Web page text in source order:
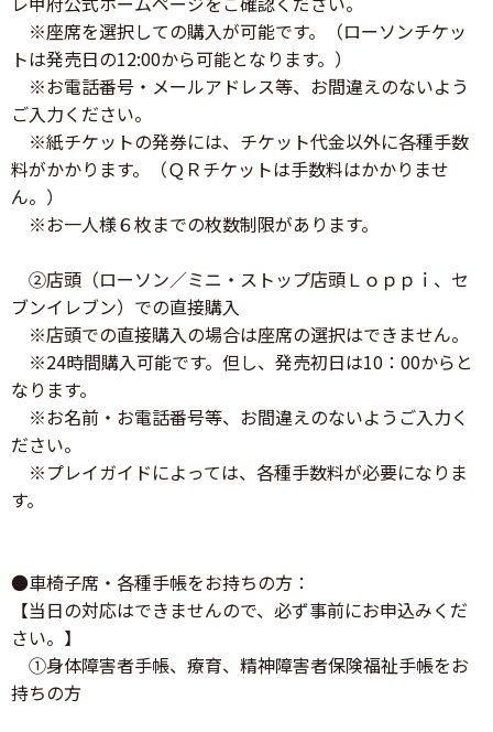
※座席を選択しての購入が可能です。（ローソンチケッ
トは発売日の12:00から可能となります。）
※お電話番号・メールアドレス等、お間違えのないよう
ご入力ください。
※紙チケットの発券には、チケット代金以外に各種手数
料がかかります。（ＱＲチケットは手数料はかかりませ
ん。）
※お一人様６枚までの枚数制限があります。
②店頭（ローソン／ミニ・ストップ店頭Ｌｏｐｐｉ、セ
ブンイレブン）での直接購入
※店頭での直接購入の場合は座席の選択はできません。
※24時間購入可能です。但し、発売初日は10：00からと
なります。
※お名前・お電話番号等、お間違えのないようご入力く
ださい。
※プレイガイドによっては、各種手数料が必要になりま
す。
●車椅子席・各種手帳をお持ちの方：
【当日の対応はできませんので、必ず事前にお申込みくだ
さい。】
①身体障害者手帳、療育、精神障害者保険福祉手帳をお
持ちの方